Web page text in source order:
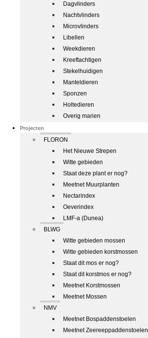
Dagvlinders
Nachtvlinders
Microvlinders
Libellen
Weekdieren
Kreeftachtigen
Stekelhuidigen
Manteldieren
Sponzen
Holtedieren
Overig marien
Projecten
FLORON
Het Nieuwe Strepen
Witte gebieden
Staat deze plant er nog?
Meetnet Muurplanten
Nectarindex
Oeverindex
LMF-a (Dunea)
BLWG
Witte gebieden mossen
Witte gebieden korstmossen
Staat dit mos er nog?
Staat dit korstmos er nog?
Meetnet Korstmossen
Meetnet Mossen
NMV
Meetnet Bospaddenstoelen
Meetnet Zeereeppaddenstoelen